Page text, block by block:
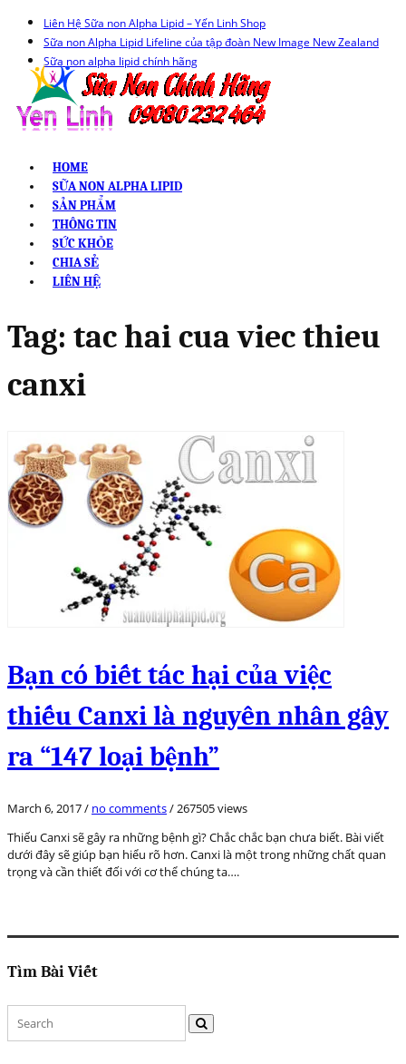
Liên Hệ Sữa non Alpha Lipid – Yến Linh Shop
Sữa non Alpha Lipid Lifeline của tập đoàn New Image New Zealand
Sữa non alpha lipid chính hãng
HOME
SỮA NON ALPHA LIPID
SẢN PHẨM
THÔNG TIN
SỨC KHỎE
CHIA SẺ
LIÊN HỆ
Tag: tac hai cua viec thieu
canxi
Bạn có biết tác hại của việc
thiếu Canxi là nguyên nhân gây
ra “147 loại bệnh”
March 6, 2017/ no comments/267505 views
Thiếu Canxi sẽ gây ra những bệnh gì? Chắc chắc bạn chưa biết. Bài viết
dưới đây sẽ giúp bạn hiểu rõ hơn. Canxi là một trong những chất quan
trọng và cần thiết đối với cơ thể chúng ta….
Tìm Bài Viết